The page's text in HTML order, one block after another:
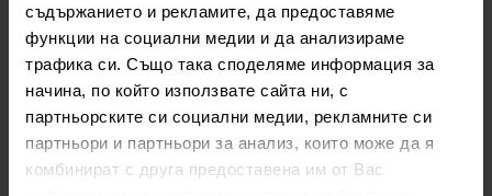
съдържанието и рекламите, да предоставяме
функции на социални медии и да анализираме
трафика си. Също така споделяме информация за
начина, по който използвате сайта ни, с
партньорските си социални медии, рекламните си
партньори и партньори за анализ, които може да я
комбинират с друга предоставена им от Вас